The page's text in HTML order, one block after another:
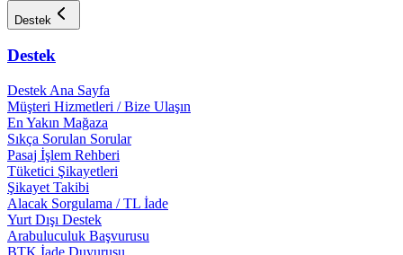
Destek
Destek
Destek Ana Sayfa
Müşteri Hizmetleri / Bize Ulaşın
En Yakın Mağaza
Sıkça Sorulan Sorular
Pasaj İşlem Rehberi
Tüketici Şikayetleri
Şikayet Takibi
Alacak Sorgulama / TL İade
Yurt Dışı Destek
Arabuluculuk Başvurusu
BTK İade Duyurusu